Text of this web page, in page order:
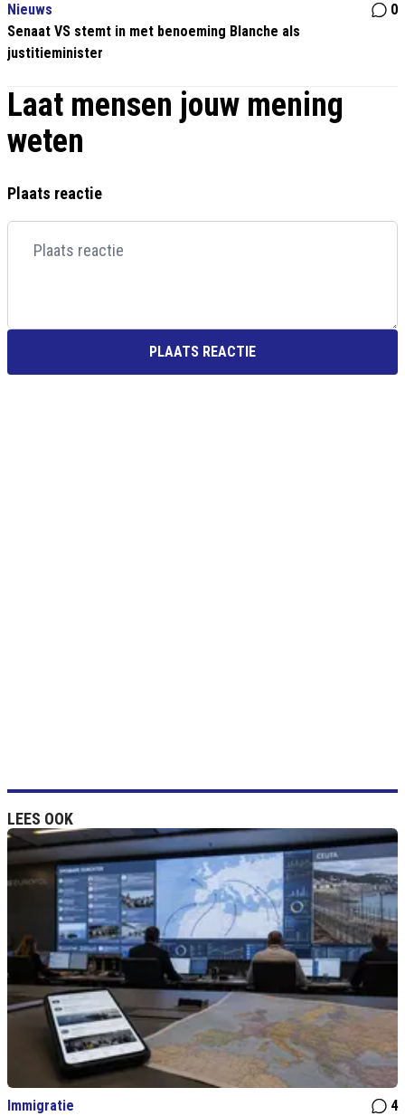
Nieuws
0
Senaat VS stemt in met benoeming Blanche als
justitieminister
Laat mensen jouw mening
weten
Plaats reactie
PLAATS REACTIE
LEES OOK
Immigratie
4